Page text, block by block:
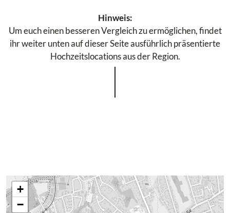
Hinweis:
Um euch einen besseren Vergleich zu ermöglichen, findet
ihr weiter unten auf dieser Seite ausführlich präsentierte
Hochzeitslocations aus der Region.
+
−